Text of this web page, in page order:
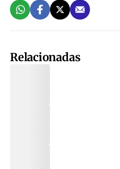
Relacionadas